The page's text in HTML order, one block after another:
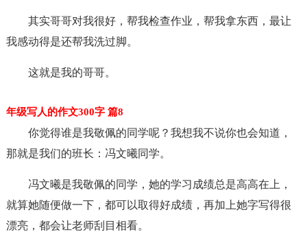
其实哥哥对我很好，帮我检查作业，帮我拿东西，最让
我感动得是还帮我洗过脚。
这就是我的哥哥。
年级写人的作文300字 篇8
你觉得谁是我敬佩的同学呢？我想我不说你也会知道，
那就是我们的班长：冯文曦同学。
冯文曦是我敬佩的同学，她的学习成绩总是高高在上，
就算她随便做一下，都可以取得好成绩，再加上她字写得很
漂亮，都会让老师刮目相看。